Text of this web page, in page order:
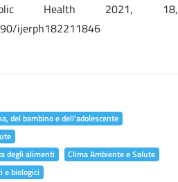
Health 2021, 18,
ijerph182211846
del bambino e dell'adolescente
degli alimenti
Clima Ambiente e Salute
e biologici